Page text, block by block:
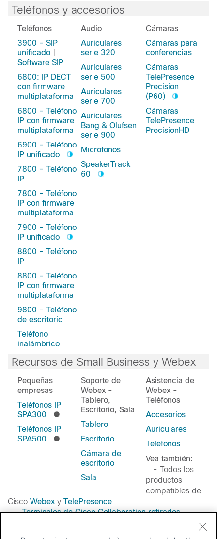
Teléfonos y accesorios
Teléfonos
3900 - SIP
unificado
Software SIP
6800: IP DECT
con firmware
multiplataforma
6800 - Teléfono
IP con firmware
multiplataforma
6900 - Teléfono
IP unificado
7800 - Teléfono
IP
7800 - Teléfono
IP con firmware
multiplataforma
7900 - Teléfono
IP unificado
8800 - Teléfono
IP
8800 - Teléfono
IP con firmware
multiplataforma
9800 - Teléfono
de escritorio
Teléfono
inalámbrico
Audio
Auriculares
serie 320
Auriculares
serie 500
Auriculares
serie 700
Auriculares
Bang & Olufsen
serie 900
Micrófonos
SpeakerTrack
60
Cámaras
Cámaras para
conferencias
Cámaras
TelePresence
Precision
(P60)
Cámaras
TelePresence
PrecisionHD
Recursos de Small Business y Webex
Pequeñas
empresas
Teléfonos IP
SPA300
Teléfonos IP
SPA500
Soporte de
Webex -
Tablero,
Escritorio, Sala
Tablero
Escritorio
Cámara de
escritorio
Sala
Asistencia de
Webex -
Teléfonos
Accesorios
Auriculares
Teléfonos
Vea también:
- Todos los
productos
compatibles de
Cisco Webex y TelePresence
-Terminales de Cisco Collaboration retirados